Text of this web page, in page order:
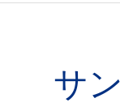
サ